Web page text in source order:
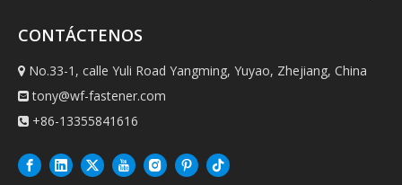
CONTÁCTENOS
 No.33-1, calle Yuli Road Yangming, Yuyao, Zhejiang, China
 tony@wf-fastener.com
 +86-13355841616